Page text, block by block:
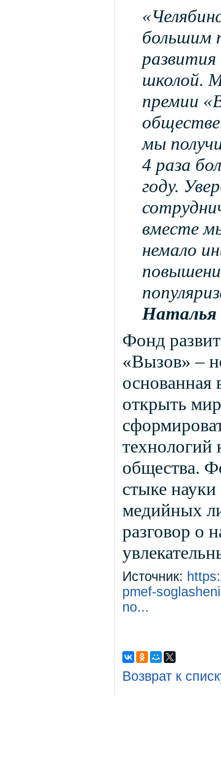
большим
школой.
премии
мы
4 раза
году.
вместе
немало
Наталья
Фонд
«Вызов» –
основанная
открыть
технологий
общества.
стыке науки
медийных
разговор о
Источник:
pmef-
no...
Возврат к